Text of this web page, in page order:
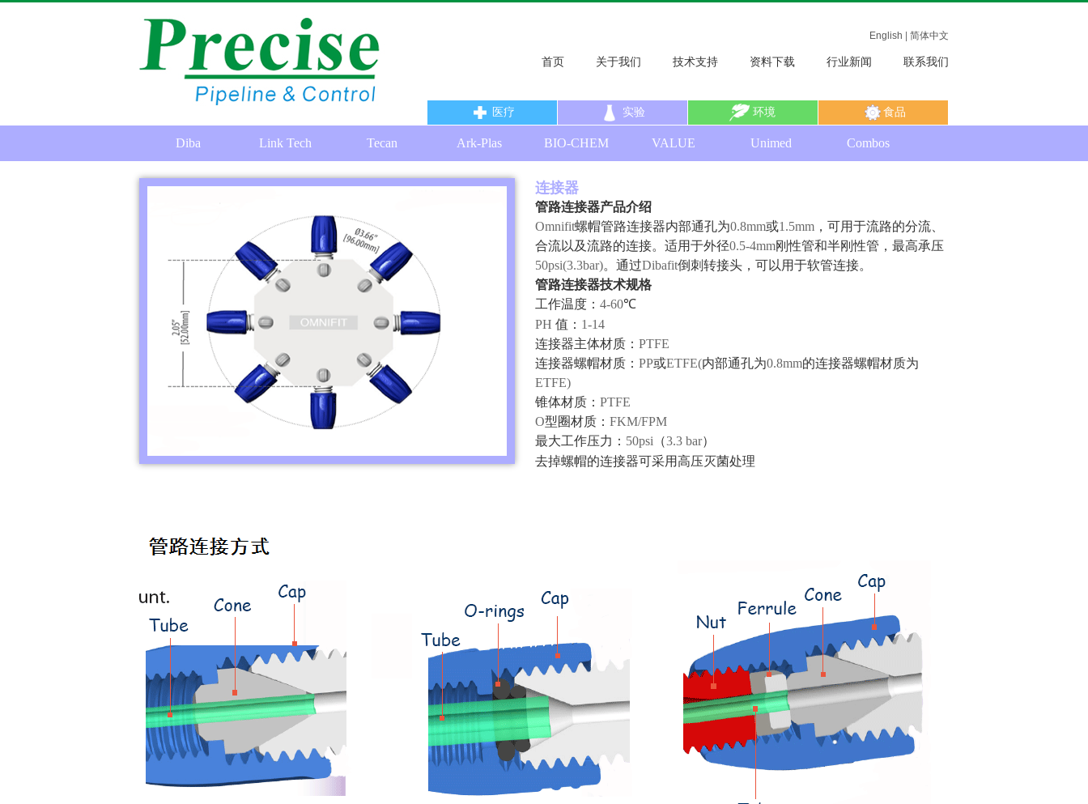
English 简体中文
首页 关于我们 技术支持 资料下载 行业新闻 联系我们
医疗 实验 环境 食品
Diba Link Tech Tecan Ark-Plas BIO-CHEM VALUE Unimed Combos
连接器
管路连接器产品介绍
Omnifit螺帽管路连接器内部通孔为0.8mm或1.5mm ，可用于流路的分流、
合流以及流路的连接。适用于外径0.5-4mm刚性管和半刚性管，最高承压
50psi(3.3bar)。通过Dibafit倒刺转接头，可以用于软管连接。
管路连接器技术规格
工作温度： 4-60℃
PH 值： 1-14
连接器主体材质： PTFE
连接器螺帽材质： PP或ETFE(内部通孔为0.8mm的连接器螺帽材质为
ETFE)
锥体材质： PTFE
O型圈材质： FKM/FPM
最大工作压力： 50psi （3.3 bar）
去掉螺帽的连接器可采用高压灭菌处理